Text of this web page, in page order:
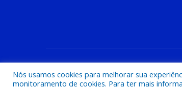
Nós usamos cookies para melhorar sua
monitoramento de cookies. Para ter mais